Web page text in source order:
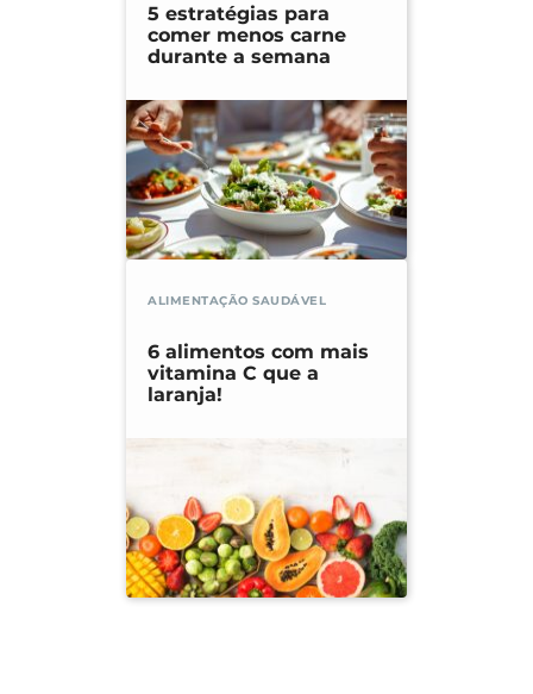
5 estratégias para
comer menos carne
durante a semana
ALIMENTAÇÃO SAUDÁVEL
6 alimentos com mais
vitamina C que a
laranja!